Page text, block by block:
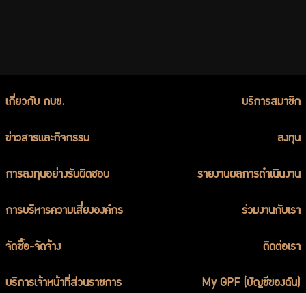
เกี่ยวกับ กบข. บริการสมาชิก
ข่าวสารและกิจกรรม ลงทุน
การลงทุนอย่างรับผิดชอบ รายงานผลการดำเนินงาน
การบริหารความเสี่ยงองค์กร ร่วมงานกับเรา
จัดซื้อ-จัดจ้าง ติดต่อเรา
บริการเจ้าหน้าที่ส่วนราชการ My GPF (บัญชีของฉัน)